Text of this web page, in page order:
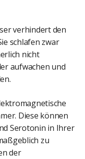
verhindert den
schlafen zwar
nicht
aufwachen und
Diese können
Serotonin in Ihrer
zu
der